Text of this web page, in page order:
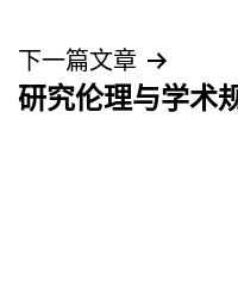
导
航
下一篇文章
研究伦理与学术